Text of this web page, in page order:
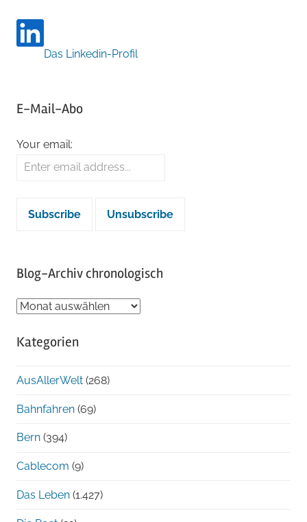
Das Linkedin-Profil
E-Mail-Abo
Your email:
Blog-Archiv chronologisch
Blog-
chronologisch
Kategorien
AusAllerWelt (268)
Bahnfahren (69)
Bern (394)
Cablecom (9)
Das Leben (1.427)